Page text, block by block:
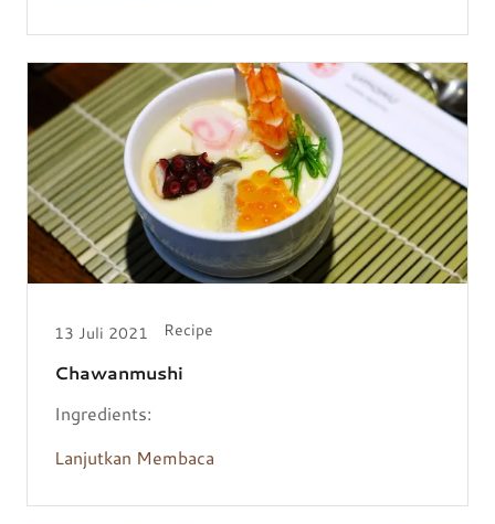
13 Juli 2021 Recipe
Chawanmushi
Ingredients:
Lanjutkan Membaca